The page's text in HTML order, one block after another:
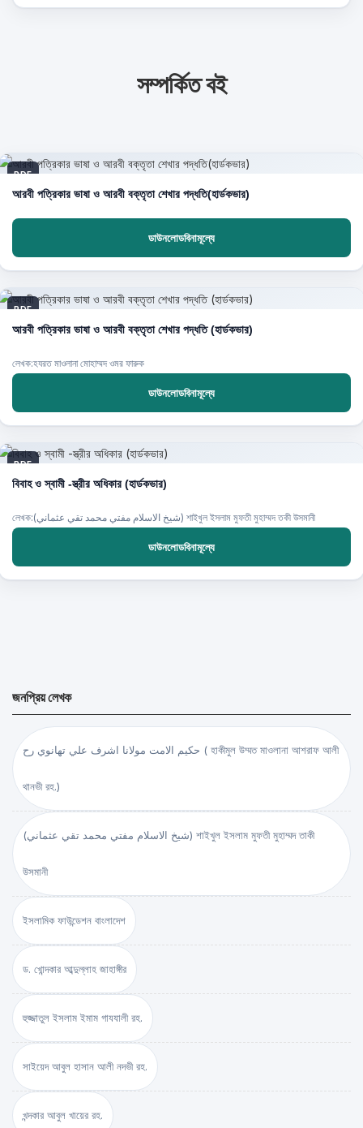
সম্পর্কিত বই
PDF
আরবী পত্রিকার ভাষা ও আরবী বক্তৃতা শেখার পদ্ধতি(হার্ডকভার)
ডাউনলোডবিনামূল্যে
PDF
আরবী পত্রিকার ভাষা ও আরবী বক্তৃতা শেখার পদ্ধতি (হার্ডকভার)
লেখক:হযরত মাওলানা মোহাম্মদ ওমর ফারুক
ডাউনলোডবিনামূল্যে
PDF
বিবাহ ও স্বামী -স্ত্রীর অধিকার (হার্ডকভার)
লেখক:(شيخ الاسلام مفتي محمد تقي عثماني) শাইখুল ইসলাম মুফতী মুহাম্মদ তকী উসমানী
ডাউনলোডবিনামূল্যে
জনপ্রিয় লেখক
حكيم الامت مولانا اشرف علي تهانوي رح ( হাকীমুল উম্মত মাওলানা আশরাফ আলী
থানভী রহ.)
(شيخ الاسلام مفتي محمد تقي عثماني) শাইখুল ইসলাম মুফতী মুহাম্মদ তাকী
উসমানী
ইসলামিক ফাউন্ডেশন বাংলাদেশ
ড. খোন্দকার আব্দুল্লাহ জাহাঙ্গীর
হুজ্জাতুল ইসলাম ইমাম গাযযালী রহ.
সাইয়েদ আবুল হাসান আলী নদভী রহ.
খন্দকার আবুল খায়ের রহ.